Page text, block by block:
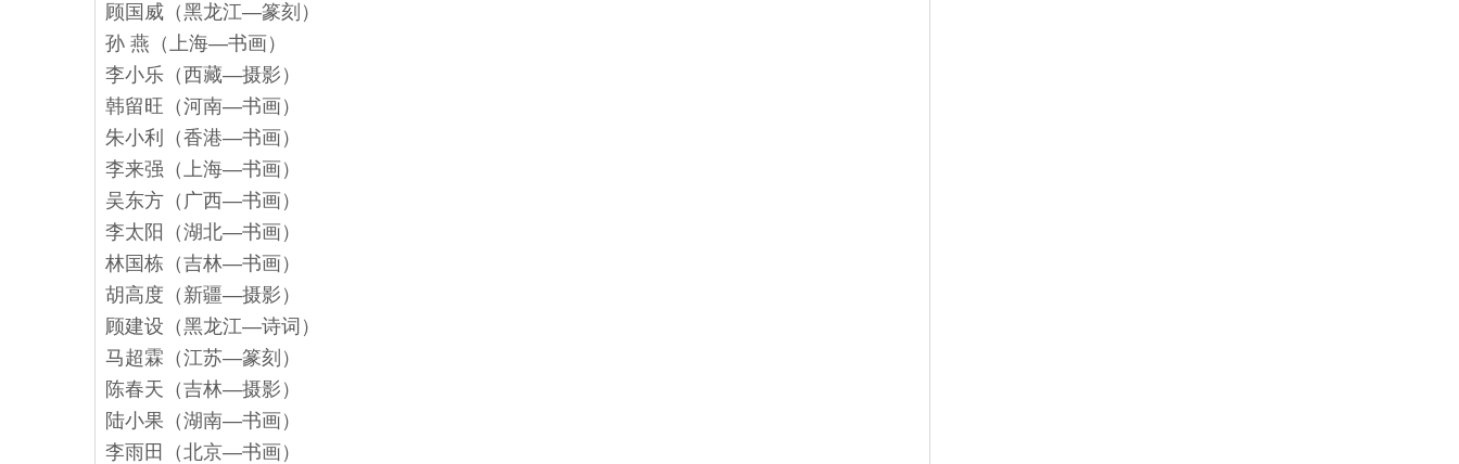
顾国威（黑龙江—篆刻）
孙 燕（上海—书画）
李小乐（西藏—摄影）
韩留旺（河南—书画）
朱小利（香港—书画）
李来强（上海—书画）
吴东方（广西—书画）
李太阳（湖北—书画）
林国栋（吉林—书画）
胡高度（新疆—摄影）
顾建设（黑龙江—诗词）
马超霖（江苏—篆刻）
陈春天（吉林—摄影）
陆小果（湖南—书画）
李雨田（北京—书画）